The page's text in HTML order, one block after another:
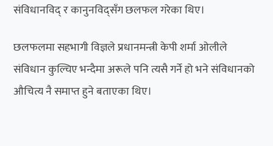
संविधानविद् र कानुनविद्सँग छलफल गरेका थिए।
छलफलमा सहभागी विज्ञले प्रधानमन्त्री केपी शर्मा ओलीले
संविधान कुल्चिए भन्दैमा अरूले पनि त्यसै गर्ने हो भने संविधानको
औचित्य नै समाप्त हुने बताएका थिए।